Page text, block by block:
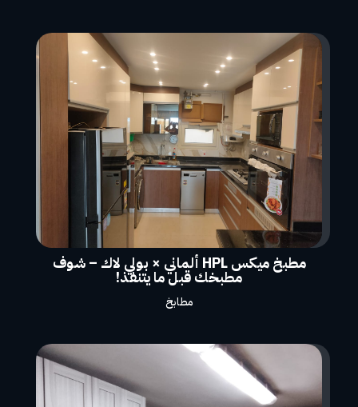
مطبخ ميكس HPL ألماني × بولي لاك – شوف
مطبخك قبل ما يتنفذ!
مطابخ